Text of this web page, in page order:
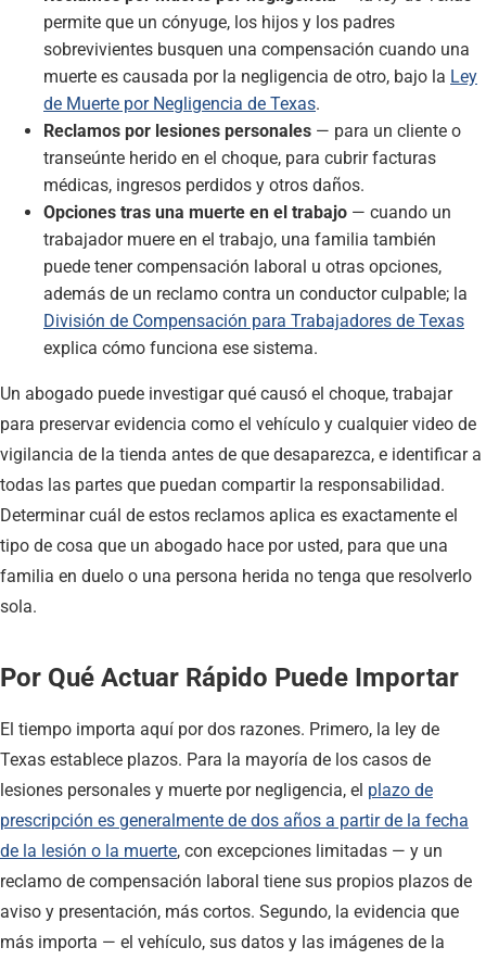
permite que un cónyuge, los hijos y los padres
sobrevivientes busquen una compensación cuando una
muerte es causada por la negligencia de otro, bajo la Ley
de Muerte por Negligencia de Texas.
Reclamos por lesiones personales — para un cliente o
transeúnte herido en el choque, para cubrir facturas
médicas, ingresos perdidos y otros daños.
Opciones tras una muerte en el trabajo — cuando un
trabajador muere en el trabajo, una familia también
puede tener compensación laboral u otras opciones,
además de un reclamo contra un conductor culpable; la
División de Compensación para Trabajadores de Texas
explica cómo funciona ese sistema.
Un abogado puede investigar qué causó el choque, trabajar
para preservar evidencia como el vehículo y cualquier video de
vigilancia de la tienda antes de que desaparezca, e identificar a
todas las partes que puedan compartir la responsabilidad.
Determinar cuál de estos reclamos aplica es exactamente el
tipo de cosa que un abogado hace por usted, para que una
familia en duelo o una persona herida no tenga que resolverlo
sola.
Por Qué Actuar Rápido Puede Importar
El tiempo importa aquí por dos razones. Primero, la ley de
Texas establece plazos. Para la mayoría de los casos de
lesiones personales y muerte por negligencia, el plazo de
prescripción es generalmente de dos años a partir de la fecha
de la lesión o la muerte, con excepciones limitadas — y un
reclamo de compensación laboral tiene sus propios plazos de
aviso y presentación, más cortos. Segundo, la evidencia que
más importa — el vehículo, sus datos y las imágenes de la